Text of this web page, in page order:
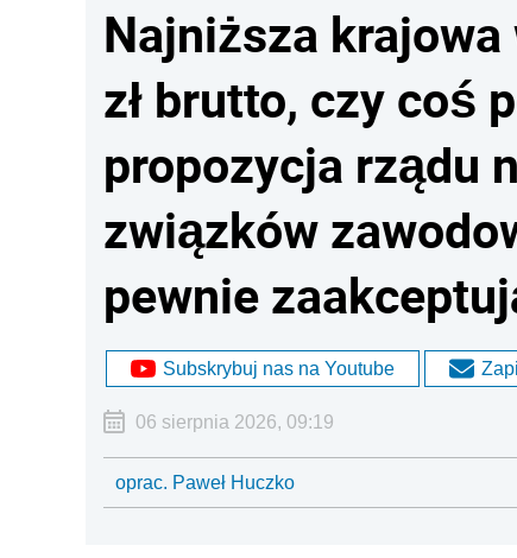
Najniższa
zł brutto, czy coś
propozycja rządu
związków
pewnie
Subskrybuj nas na Youtube
06 sierpnia 2026, 09:19
oprac. Paweł Huczko